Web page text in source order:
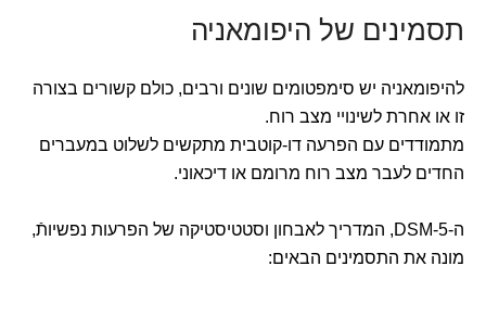
תסמינים של היפומאניה
להיפומאניה יש סימפטומים שונים ורבים, כולם קשורים בצורה
זו או אחרת לשינויי מצב רוח.
מתמודדים עם הפרעה דו-קוטבית מתקשים לשלוט במעברים
החדים לעבר מצב רוח מרומם או דיכאוני.
ה-DSM-5, המדריך לאבחון וסטטיסטיקה של הפרעות נפשיותֿ,
מונה את התסמינים הבאים: